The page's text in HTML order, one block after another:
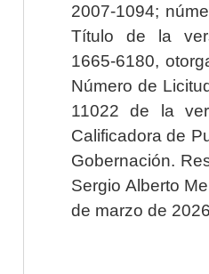
2007-1094;
Título de la
1665-6180,
Número de
11022 de la
Calificadora de
Gobernación.
Sergio Alberto
de marzo de